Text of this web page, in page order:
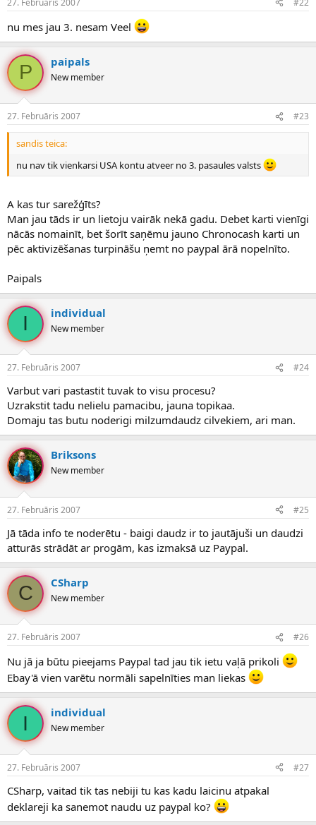
nu mes jau 3. nesam Veel
P paipals
New member
27. Februāris 2007 #23
sandis teica:
nu nav tik vienkarsi USA kontu atveer no 3. pasaules valsts
A kas tur sarežģīts?
Man jau tāds ir un lietoju vairāk nekā gadu. Debet karti vienīgi
nācās nomainīt, bet šorīt saņēmu jauno Chronocash karti un
pēc aktivizēšanas turpināšu ņemt no paypal ārā nopelnīto.
Paipals
I individual
New member
27. Februāris 2007 #24
Varbut vari pastastit tuvak to visu procesu?
Uzrakstit tadu nelielu pamacibu, jauna topikaa.
Domaju tas butu noderigi milzumdaudz cilvekiem, ari man.
Briksons
New member
27. Februāris 2007 #25
Jā tāda info te noderētu - baigi daudz ir to jautājuši un daudzi
atturās strādāt ar progām, kas izmaksā uz Paypal.
C CSharp
New member
27. Februāris 2007 #26
Nu jā ja būtu pieejams Paypal tad jau tik ietu vaļā prikoli
Ebay'ā vien varētu normāli sapelnīties man liekas
I individual
New member
27. Februāris 2007 #27
CSharp, vaitad tik tas nebiji tu kas kadu laicinu atpakal
deklareji ka sanemot naudu uz paypal ko?